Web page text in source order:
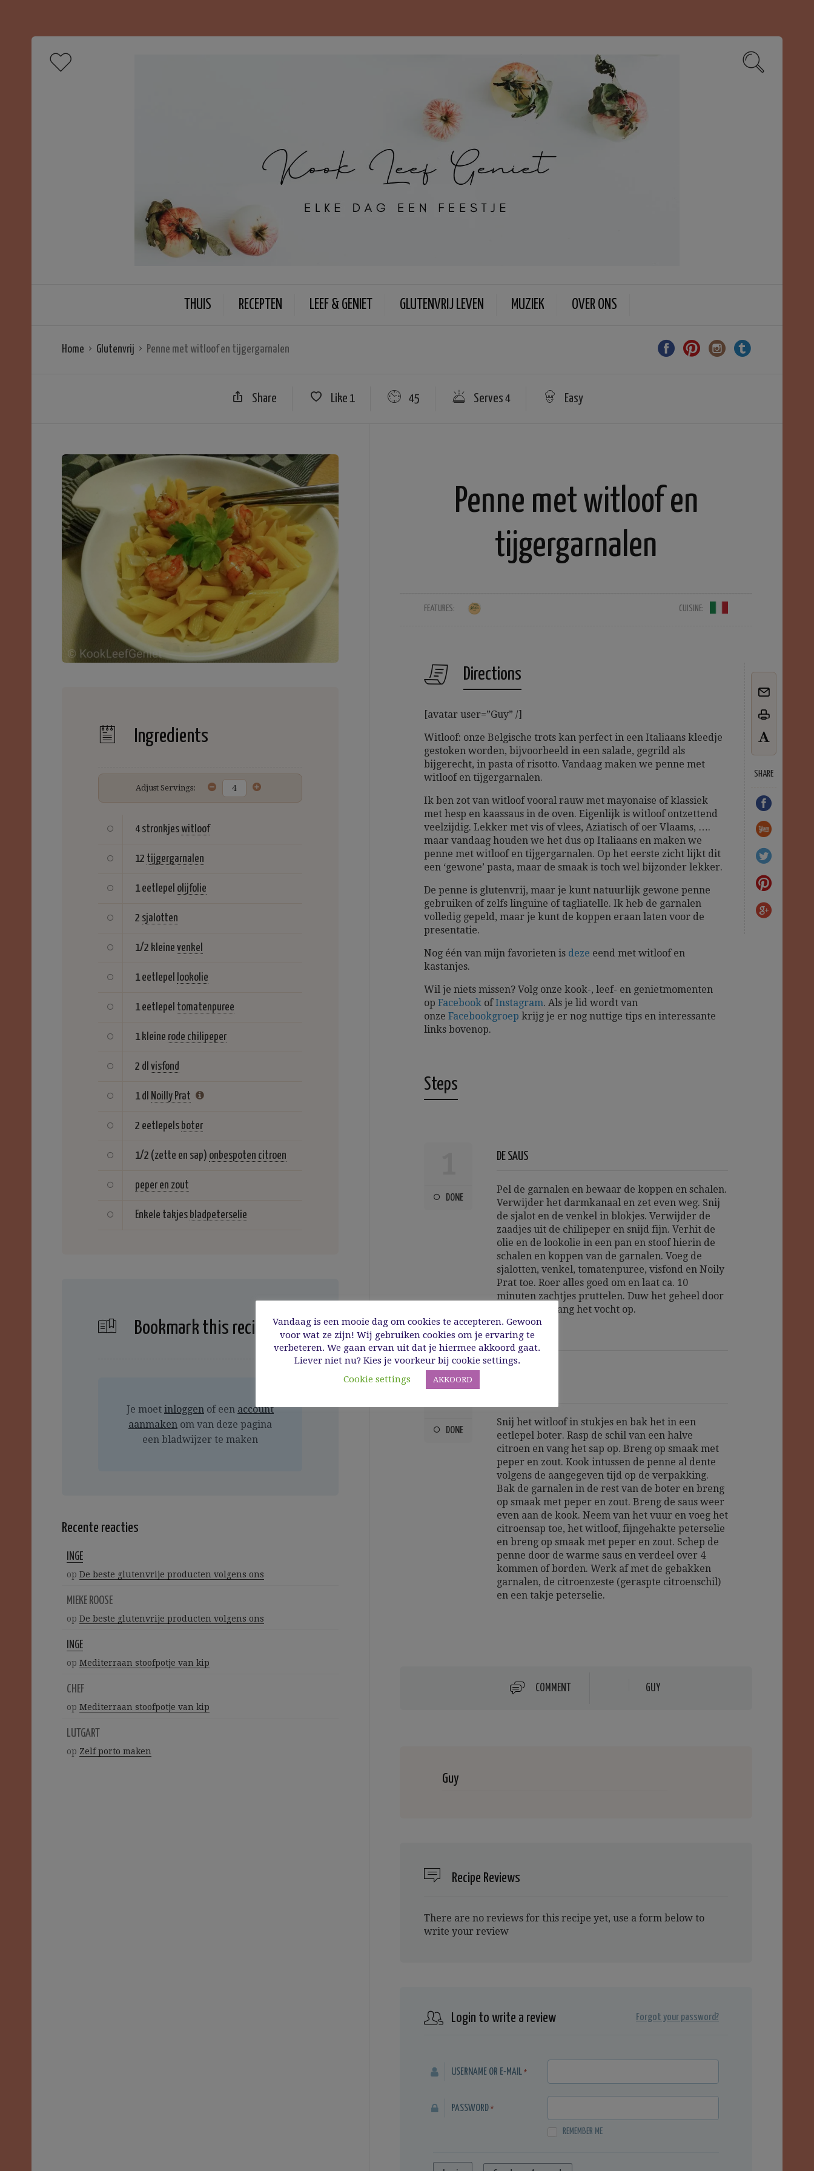
THUIS RECEPTEN LEEF & GENIET GLUTENVRIJ LEVEN MUZIEK OVER ONS
Home Glutenvrij Penne met witloof en tijgergarnalen
Share Like 1 45 Serves 4 Easy
Ingredients
Adjust Servings:
4 stronkjes witloof
12 tijgergarnalen
1 eetlepel olijfolie
2 sjalotten
1/2 kleine venkel
1 eetlepel lookolie
1 eetlepel tomatenpuree
1 kleine rode chilipeper
2 dl visfond
1 dl Noilly Prat
2 eetlepels boter
1/2 (zette en sap) onbespoten citroen
peper en zout
Enkele takjes bladpeterselie
Bookmark this recipe
Je moet inloggen of een account
aanmaken om van deze pagina
een bladwijzer te maken
Recente reacties
INGE
op De beste glutenvrije producten volgens ons
MIEKE ROOSE
op De beste glutenvrije producten volgens ons
INGE
op Mediterraan stoofpotje van kip
CHEF
op Mediterraan stoofpotje van kip
LUTGART
op Zelf porto maken
Penne met witloof en
tijgergarnalen
FEATURES: CUISINE:
Directions
SHARE
[avatar user=”Guy” /]
Witloof: onze Belgische trots kan perfect in een Italiaans kleedje
gestoken worden, bijvoorbeeld in een salade, gegrild als
bijgerecht, in pasta of risotto. Vandaag maken we penne met
witloof en tijgergarnalen.
Ik ben zot van witloof vooral rauw met mayonaise of klassiek
met hesp en kaassaus in de oven. Eigenlijk is witloof ontzettend
veelzijdig. Lekker met vis of vlees, Aziatisch of oer Vlaams, ….
maar vandaag houden we het dus op Italiaans en maken we
penne met witloof en tijgergarnalen. Op het eerste zicht lijkt dit
een ‘gewone’ pasta, maar de smaak is toch wel bijzonder lekker.
De penne is glutenvrij, maar je kunt natuurlijk gewone penne
gebruiken of zelfs linguine of tagliatelle. Ik heb de garnalen
volledig gepeld, maar je kunt de koppen eraan laten voor de
presentatie.
Nog één van mijn favorieten is deze eend met witloof en
kastanjes.
Wil je niets missen? Volg onze kook-, leef- en genietmomenten
op Facebook ofInstagram. Als je lid wordt van
onze Facebookgroep krijg je er nog nuttige tips en interessante
links bovenop.
Steps
DONE
DE SAUS
Pel de garnalen en bewaar de koppen en schalen.
Verwijder het darmkanaal en zet even weg. Snij
de sjalot en de venkel in blokjes. Verwijder de
zaadjes uit de chilipeper en snijd fijn. Verhit de
olie en de lookolie in een pan en stoof hierin de
schalen en koppen van de garnalen. Voeg de
sjalotten, venkel, tomatenpuree, visfond en Noily
Prat toe. Roer alles goed om en laat ca. 10
minuten zachtjes pruttelen. Duw het geheel door
een zeef en vang het vocht op.
2
DONE
Snij het witloof in stukjes en bak het in een
eetlepel boter. Rasp de schil van een halve
citroen en vang het sap op. Breng op smaak met
peper en zout. Kook intussen de penne al dente
volgens de aangegeven tijd op de verpakking.
Bak de garnalen in de rest van de boter en breng
op smaak met peper en zout. Breng de saus weer
even aan de kook. Neem van het vuur en voeg het
citroensap toe, het witloof, fijngehakte peterselie
en breng op smaak met peper en zout. Schep de
penne door de warme saus en verdeel over 4
kommen of borden. Werk af met de gebakken
garnalen, de citroenzeste (geraspte citroenschil)
en een takje peterselie.
COMMENT GUY
Guy
Recipe Reviews
There are no reviews for this recipe yet, use a form below to
write your review
Login to write a review Forgot your password?
USERNAME OR E-MAIL *
PASSWORD *
REMEMBER ME
Vandaag is een mooie dag om cookies te accepteren. Gewoon
voor wat ze zijn! Wij gebruiken cookies om je ervaring te
verbeteren. We gaan ervan uit dat je hiermee akkoord gaat.
Liever niet nu? Kies je voorkeur bij cookie settings.
Cookie settings
AKKOORD